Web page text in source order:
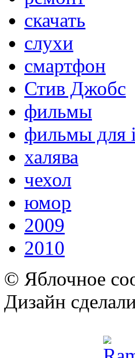
скачать
слухи
смартфон
Стив Джобс
фильмы
фильмы для
халява
чехол
юмор
2009
2010
© Яблочное
Дизайн